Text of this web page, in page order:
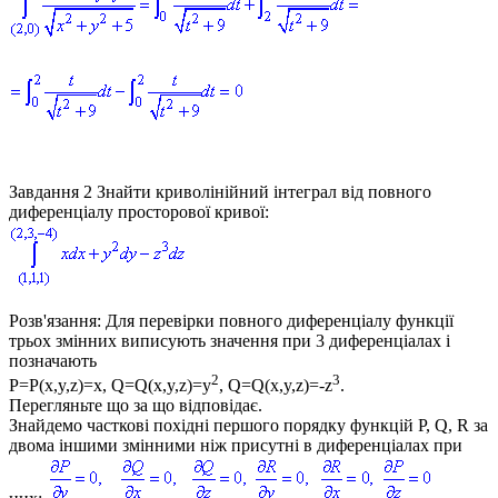
Завдання 2 Знайти криволінійний інтеграл від повного
диференціалу просторової кривої:
Розв'язання: Для перевірки повного диференціалу функції
трьох змінних виписують значення при 3 диференціалах і
позначають
P=P(x,y,z)=x, Q=Q(x,y,z)=y2, Q=Q(x,y,z)=-z3.
Перегляньте що за що відповідає.
Знайдемо часткові похідні першого порядку функцій P, Q, R за
двома іншими змінними ніж присутні в диференціалах при